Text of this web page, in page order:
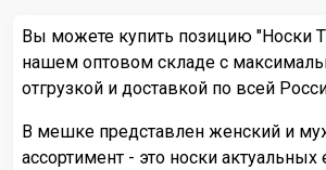
Вы можете купить позицию "Носки
нашем оптовом складе с
отгрузкой и доставкой по всей
В мешке представлен женский и
ассортимент - это носки актуальных